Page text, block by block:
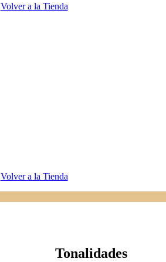
Volver a la Tienda
Volver a la Tienda
Tonalidades